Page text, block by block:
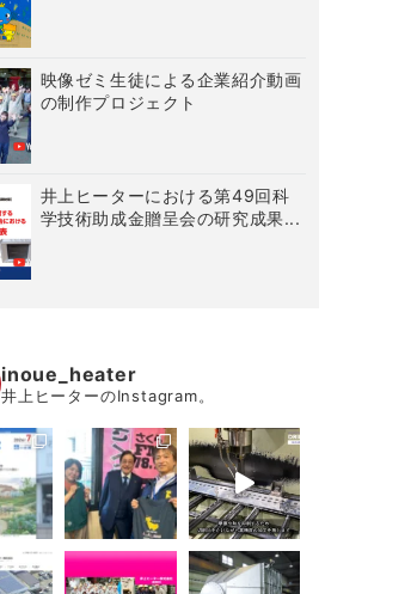
映像ゼミ生徒による企業紹介動画
の制作プロジェクト
井上ヒーターにおける第49回科
学技術助成金贈呈会の研究成果...
inoue_heater
井上ヒーターのInstagram。